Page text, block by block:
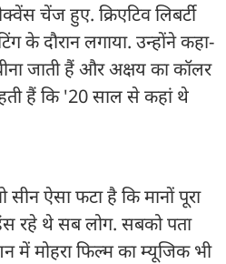
चेंज हुए. क्रिएटिव लिबर्टी
के दौरान लगाया. उन्होंने कहा-
जाती हैं और अक्षय का कॉलर
हैं कि '20 साल से कहां थे
ऐसा फटा है कि मानों पूरा
रहे थे सब लोग. सबको पता
में मोहरा फिल्म का म्यूजिक भी